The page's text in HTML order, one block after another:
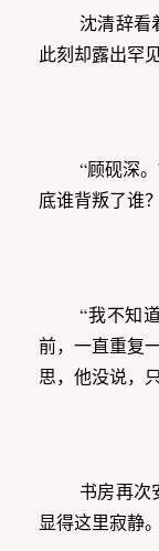
沈清辞看
此刻却露出罕
“顾砚深
底谁背叛了谁
“我不知
前，一直重复
思，他没说，
书房再次
显得这里寂静。